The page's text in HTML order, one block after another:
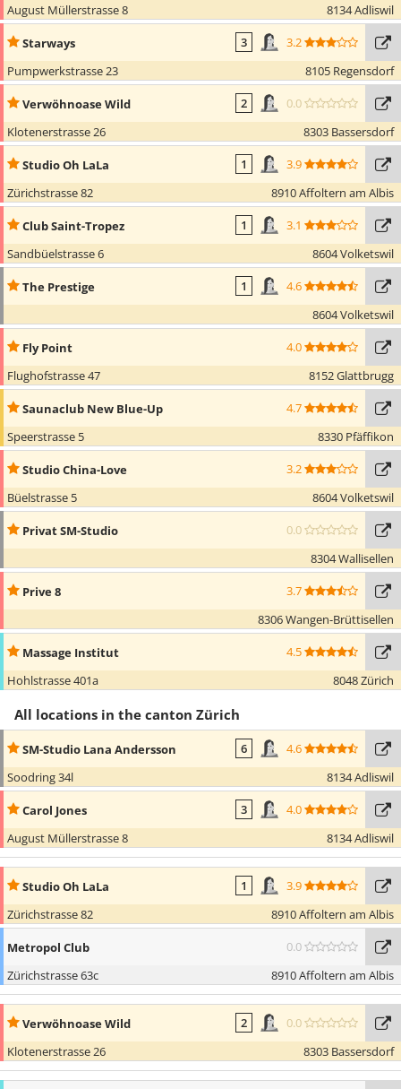
August Müllerstrasse 8
8134 Adliswil
Starways 3
3.2
Pumpwerkstrasse 23
8105 Regensdorf
Verwöhnoase Wild 2
0.0
Klotenerstrasse 26
8303 Bassersdorf
Studio Oh LaLa 1
3.9
Zürichstrasse 82
8910 Affoltern am Albis
Club Saint-Tropez 1
3.1
Sandbüelstrasse 6
8604 Volketswil
The Prestige 1
4.6
8604 Volketswil
Fly Point
4.0
Flughofstrasse 47
8152 Glattbrugg
Saunaclub New Blue-Up
4.7
Speerstrasse 5
8330 Pfäffikon
Studio China-Love
3.2
Büelstrasse 5
8604 Volketswil
Privat SM-Studio
0.0
8304 Wallisellen
Prive 8
3.7
8306 Wangen-Brüttisellen
Massage Institut
4.5
Hohlstrasse 401a
8048 Zürich
All locations in the canton Zürich
SM-Studio Lana Andersson 6
4.6
Soodring 34l
8134 Adliswil
Carol Jones 3
4.0
August Müllerstrasse 8
8134 Adliswil
Studio Oh LaLa 1
3.9
Zürichstrasse 82
8910 Affoltern am Albis
Metropol Club
0.0
Zürichstrasse 63c
8910 Affoltern am Albis
Verwöhnoase Wild 2
0.0
Klotenerstrasse 26
8303 Bassersdorf